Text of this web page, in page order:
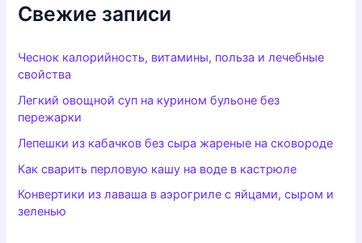
Свежие записи
Чеснок калорийность, витамины, польза и лечебные
свойства
Легкий овощной суп на курином бульоне без
пережарки
Лепешки из кабачков без сыра жареные на сковороде
Как сварить перловую кашу на воде в кастрюле
Конвертики из лаваша в аэрогриле с яйцами, сыром и
зеленью